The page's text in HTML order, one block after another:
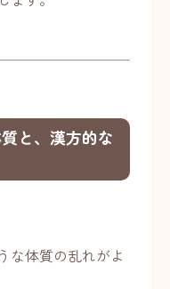
と、漢方的な
な体質の乱れがよ